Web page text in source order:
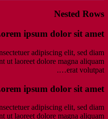
Nested Rows
ipsum dolor sit amet
adipiscing elit, sed diam
ut laoreet dolore magna aliquam
erat volutpat….
ipsum dolor sit amet
adipiscing elit, sed diam
ut laoreet dolore magna aliquam